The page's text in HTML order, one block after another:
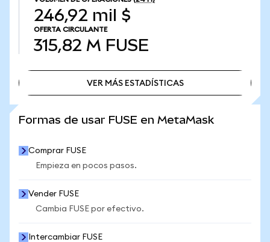
246,92 mil $
OFERTA CIRCULANTE
315,82 M FUSE
VER MÁS ESTADÍSTICAS
Formas de usar FUSE en MetaMask
Comprar FUSE
Empieza en pocos pasos.
Vender FUSE
Cambia FUSE por efectivo.
Intercambiar FUSE